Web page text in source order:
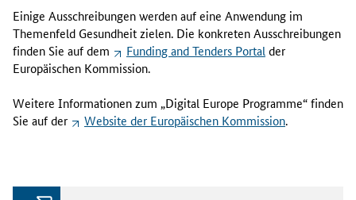
Einige Ausschreibungen werden auf eine Anwendung im
Themenfeld Gesundheit zielen. Die konkreten Ausschreibungen
finden Sie auf dem
Funding and Tenders Portal der
Europäischen Kommission.
Weitere Informationen zum „Digital Europe Programme“ finden
Sie auf der
Website der Europäischen Kommission.